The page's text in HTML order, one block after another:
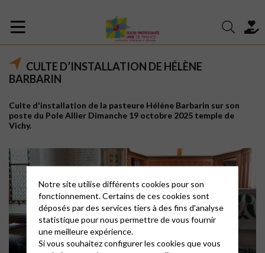
CULTE D’INSTALLATION DE HÉLÈNE
BARBARIN
Culte d'installation de la pasteure Hélène Barbarin sur son
poste du Pole Allier Dimanche 19 octobre 2025 temple de
Vichy.
Notre site utilise différents cookies pour son
fonctionnement. Certains de ces cookies sont
déposés par des services tiers à des fins d'analyse
statistique pour nous permettre de vous fournir
une meilleure expérience.
Si vous souhaitez configurer les cookies que vous